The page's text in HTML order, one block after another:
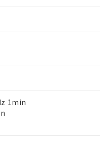
1min
を当社の事前の承諾なく第
作成サービス）をご利用い
当社にご登録された部品リ
関するお客様との取引・商
"個人情報の共同利用に関して"
、予定月が前後することが
することができます。
明書
証明するもので、過去に
有害物質が外部に漏えい
へお問い合わせください。
売に係わる関係者が違法に
については、お客様のお
状況の情報を公開していない